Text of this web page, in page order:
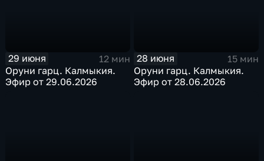
29 июня
12 мин
Оруни гарц. Калмыкия.
Эфир от 29.06.2026
28 июня
15 мин
Оруни гарц. Калмыкия.
Эфир от 28.06.2026